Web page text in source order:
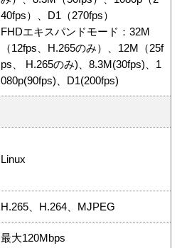
40fps）、D1（270fps）
FHDエキスパンドモード：32M
（12fps、H.265のみ）、12M（25f
ps、 H.265のみ)、8.3M(30fps)、1
080p(90fps)、D1(200fps)
Linux
H.265、H.264、MJPEG
最大120Mbps